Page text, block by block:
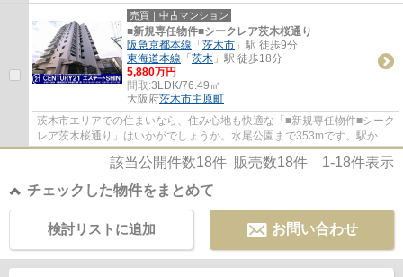
売買｜中古マンション
■新規専任物件■シークレア茨木桜通り
阪急京都本線 「 茨木市 」駅 徒歩9分
東海道本線 「 茨木 」駅 徒歩18分
5,880万円
間取:3LDK/76.49㎡
大阪府茨木市主原町
茨木市エリアでの住まいなら、住み心地も快適な「■新規専任物件■シーク
レア茨木桜通り」はいかがでしょうか。水尾公園まで353mです。駅から
徒歩9分の場所に位置する物件です。センチュ...
該当公開件数18件 販売数18件 1-18件表示
チェックした物件をまとめて
お問い合わせ
検討リストに追加